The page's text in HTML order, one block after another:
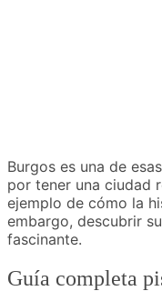
Burgos es una de
por tener una ciudad
ejemplo de cómo la
embargo, descubrir
fascinante.
Guía completa